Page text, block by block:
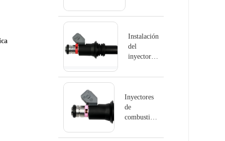
Peugeot
Instalación
del
inyector
iwp176
Inyectores
de
combustible
Volkswagen